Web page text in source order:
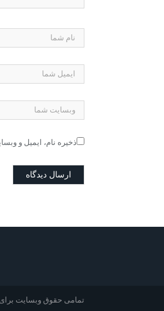
ذخیره نام، ایمیل و
تمامی حقوق وبسایت